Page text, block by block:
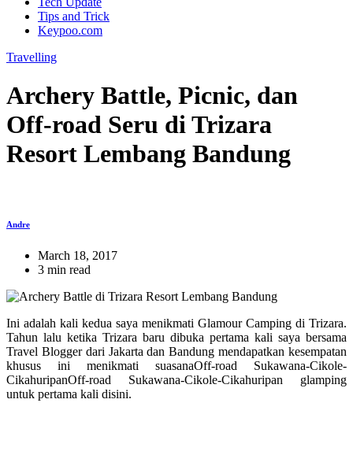
Tips and Trick
Keypoo.com
Travelling
Archery Battle, Picnic, dan
Off-road Seru di Trizara
Resort Lembang Bandung
Andre
March 18, 2017
3 min read
Ini adalah kali kedua saya menikmati Glamour Camping di Trizara.
Tahun lalu ketika Trizara baru dibuka pertama kali saya bersama
Travel Blogger dari Jakarta dan Bandung mendapatkan kesempatan
khusus ini menikmati suasanaOff-road Sukawana-Cikole-
CikahuripanOff-road Sukawana-Cikole-Cikahuripan glamping
untuk pertama kali disini.